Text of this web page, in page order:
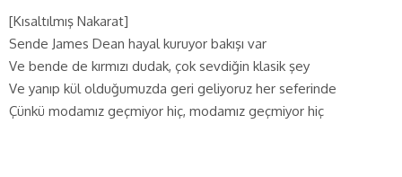
[Kısaltılmış Nakarat]
Sende James Dean hayal kuruyor bakışı var
Ve bende de kırmızı dudak, çok sevdiğin klasik şey
Ve yanıp kül olduğumuzda geri geliyoruz her seferinde
Çünkü modamız geçmiyor hiç, modamız geçmiyor hiç